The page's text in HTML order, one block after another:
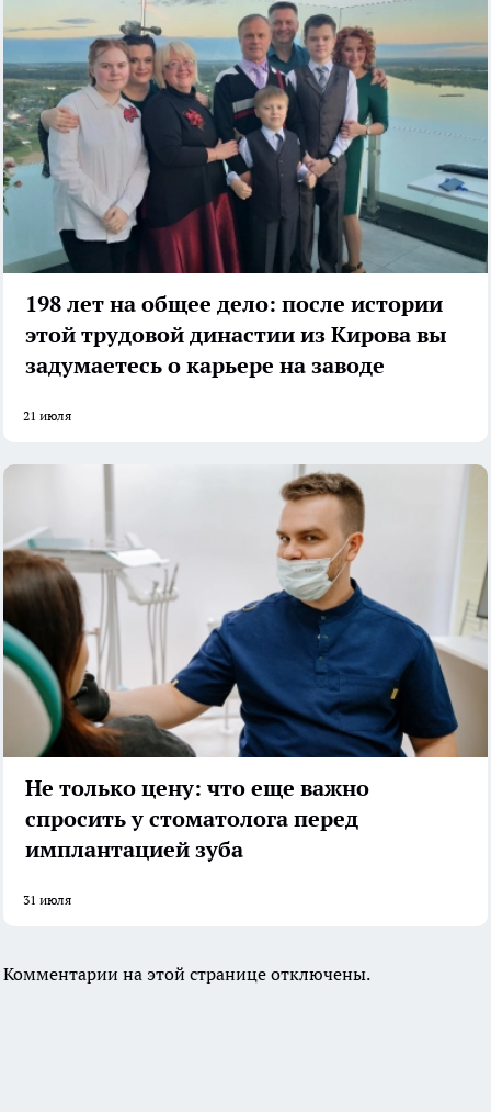
198 лет на общее дело: после истории
этой трудовой династии из Кирова вы
задумаетесь о карьере на заводе
21 июля
Не только цену: что еще важно
спросить у стоматолога перед
имплантацией зуба
31 июля
Комментарии на этой странице отключены.